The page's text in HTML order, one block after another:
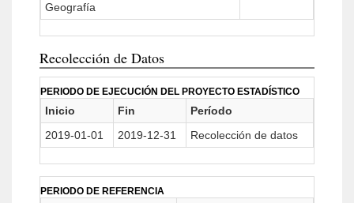
Geografía
Recolección de Datos
PERIODO DE EJECUCIÓN DEL PROYECTO ESTADÍSTICO
Inicio Fin
Período
2019-01-01
2019-12-31 Recolección de datos
PERIODO DE REFERENCIA